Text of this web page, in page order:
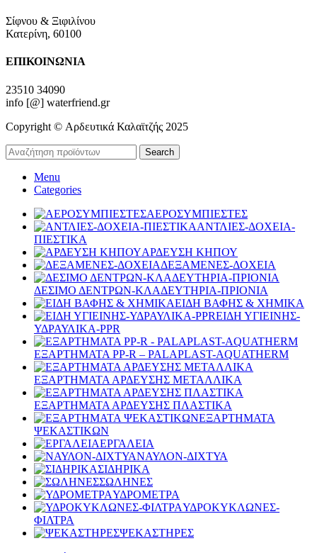
Σίφνου & Ξιφιλίνου
Κατερίνη, 60100
ΕΠΙΚΟΙΝΩΝΙΑ
23510 34090
info [@] waterfriend.gr
Copyright © Αρδευτικά Καλαϊτζής 2025
Search
Menu
Categories
ΑΕΡΟΣΥΜΠΙΕΣΤΕΣ
ΑΝΤΛΙΕΣ-ΔΟΧΕΙΑ-
ΠΙΕΣΤΙΚΑ
ΑΡΔΕΥΣΗ ΚΗΠΟΥ
ΔΕΞΑΜΕΝΕΣ-ΔΟΧΕΙΑ
ΔΕΣΙΜΟ ΔΕΝΤΡΩΝ-ΚΛΑΔΕΥΤΗΡΙΑ-ΠΡΙΟΝΙΑ
ΕΙΔΗ ΒΑΦΗΣ & ΧΗΜΙΚΑ
ΕΙΔΗ ΥΓΙΕΙΝΗΣ-
ΥΔΡΑΥΛΙΚΑ-PPR
ΕΞΑΡΤΗΜΑΤΑ PP-R – PALAPLAST-AQUATHERM
ΕΞΑΡΤΗΜΑΤΑ ΑΡΔΕΥΣΗΣ ΜΕΤΑΛΛΙΚΑ
ΕΞΑΡΤΗΜΑΤΑ ΑΡΔΕΥΣΗΣ ΠΛΑΣΤΙΚΑ
ΕΞΑΡΤΗΜΑΤΑ
ΨΕΚΑΣΤΙΚΩΝ
ΕΡΓΑΛΕΙΑ
ΝΑΥΛΟΝ-ΔΙΧΤΥΑ
ΣΙΔΗΡΙΚΑ
ΣΩΛΗΝΕΣ
ΥΔΡΟΜΕΤΡΑ
ΥΔΡΟΚΥΚΛΩΝΕΣ-
ΦΙΛΤΡΑ
ΨΕΚΑΣΤΗΡΕΣ